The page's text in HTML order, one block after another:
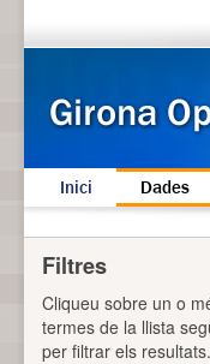
Inici Dades
Filtres
Cliqueu sobre un o
termes de la llista
per filtrar els resultats.